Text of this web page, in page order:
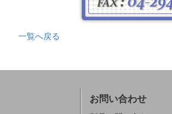
一覧へ戻る
お問い合わせ